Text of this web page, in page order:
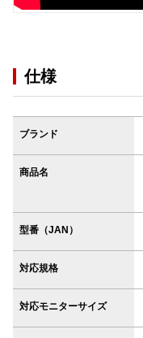
仕様
ブランド
商品名
型番（JAN）
対応規格
対応モニターサイズ